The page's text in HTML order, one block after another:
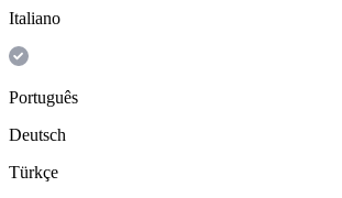
Italiano
Português
Deutsch
Türkçe